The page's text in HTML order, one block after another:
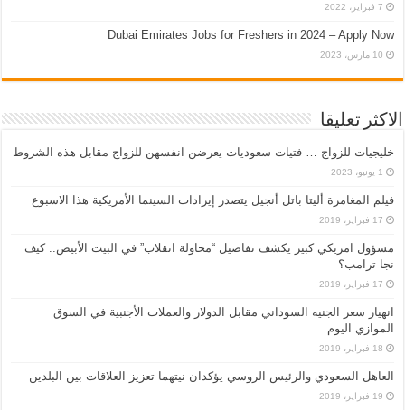
7 فبراير، 2022
Dubai Emirates Jobs for Freshers in 2024 – Apply Now
10 مارس، 2023
الاكثر تعليقا
خليجيات للزواج … فتيات سعوديات يعرضن انفسهن للزواج مقابل هذه الشروط
1 يونيو، 2023
فيلم المغامرة أليتا‭ ‬باتل أنجيل يتصدر إيرادات السينما الأمريكية هذا الاسبوع
17 فبراير، 2019
مسؤول امريكي كبير يكشف تفاصيل “محاولة انقلاب” في البيت الأبيض.. كيف
نجا ترامب؟
17 فبراير، 2019
انهيار سعر الجنيه السوداني مقابل الدولار والعملات الأجنبية في السوق
الموازي اليوم
18 فبراير، 2019
العاهل السعودي والرئيس الروسي يؤكدان نيتهما تعزيز العلاقات بين البلدين
19 فبراير، 2019